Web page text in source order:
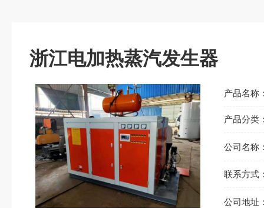
浙江电加热蒸汽发生器
产品名称
产品分类
公司名称
联系方式
公司地址